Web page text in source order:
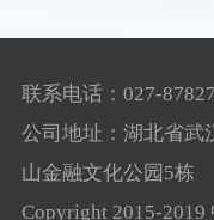
联系电话：027-
公司地址：湖北省武
山金融文化公园5栋
Copyright 2015-